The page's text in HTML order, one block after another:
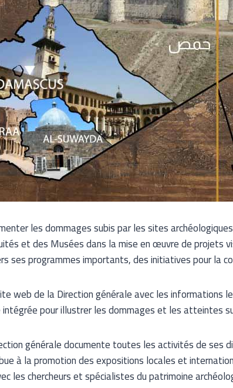
les dommages subis par les sites
et des Musées dans la mise en œuvre de projets
ses programmes importants, des initiatives pour la
web de la Direction générale avec les
pour illustrer les dommages et les atteintes
générale documente toutes les activités de
à la promotion des expositions locales et
les chercheurs et spécialistes du patrimoine